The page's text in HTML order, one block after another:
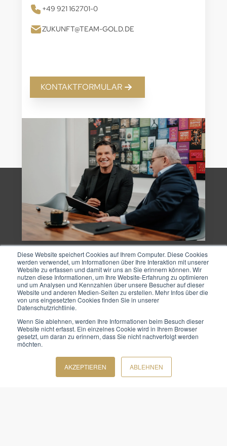
Diese Website speichert Cookies auf Ihrem Computer. Diese Cookies
werden verwendet, um Informationen über Ihre Interaktion mit unserer
Website zu erfassen und damit wir uns an Sie erinnern können. Wir
nutzen diese Informationen, um Ihre Website-Erfahrung zu optimieren
und um Analysen und Kennzahlen über unsere Besucher auf dieser
Website und anderen Medien-Seiten zu erstellen. Mehr Infos über die
von uns eingesetzten Cookies finden Sie in unserer
Datenschutzrichtlinie.
Wenn Sie ablehnen, werden Ihre Informationen beim Besuch dieser
Website nicht erfasst. Ein einzelnes Cookie wird in Ihrem Browser
gesetzt, um daran zu erinnern, dass Sie nicht nachverfolgt werden
möchten.
AKZEPTIEREN ABLEHNEN
+49 921 162701-0
ZUKUNFT@TEAM-GOLD.DE
KONTAKTFORMULAR